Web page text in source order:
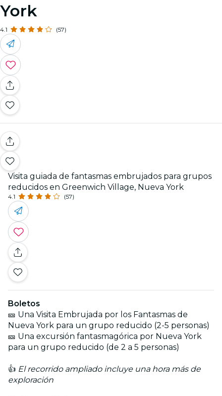
York
4.1 (57)
Visita guiada de fantasmas embrujados para grupos
reducidos en Greenwich Village, Nueva York
4.1 (57)
Boletos
🎫 Una Visita Embrujada por los Fantasmas de
Nueva York para un grupo reducido (2-5 personas)
🎫 Una excursión fantasmagórica por Nueva York
para un grupo reducido (de 2 a 5 personas)
👍 El recorrido ampliado incluye una hora más de
exploración